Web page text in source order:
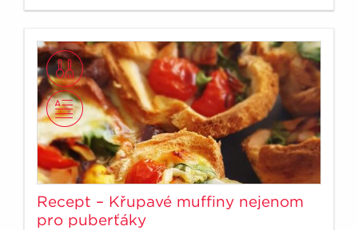
Recept – Křupavé muffiny nejenom
pro puberťáky